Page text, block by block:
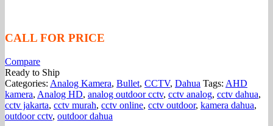
CALL FOR PRICE
Compare
Ready to Ship
Categories: Analog Kamera, Bullet, CCTV, Dahua Tags: AHD
kamera, Analog HD, analog outdoor cctv, cctv analog, cctv dahua,
cctv jakarta, cctv murah, cctv online, cctv outdoor, kamera dahua,
outdoor cctv, outdoor dahua